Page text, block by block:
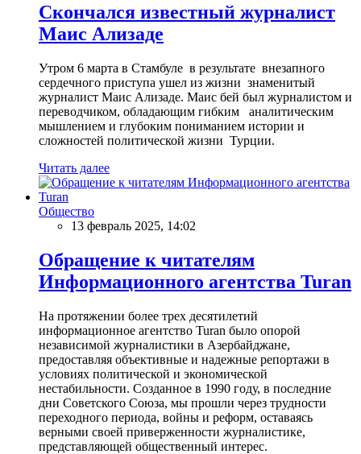
Скончался известный журналист
Маис Ализаде
Утром 6 марта в Стамбуле в результате внезапного
сердечного приступа ушел из жизни знаменитый
журналист Маис Ализаде. Маис бей был журналистом и
переводчиком, обладающим гибким аналитическим
мышлением и глубоким пониманием истории и
сложностей политической жизни Турции.
Читать далее
Общество
13 февраль 2025, 14:02
Обращение к читателям
Информационного агентства Turan
На протяжении более трех десятилетий
информационное агентство Turan было опорой
независимой журналистики в Азербайджане,
предоставляя объективные и надежные репортажи в
условиях политической и экономической
нестабильности. Созданное в 1990 году, в последние
дни Советского Союза, мы прошли через трудности
переходного периода, войны и реформ, оставаясь
верными своей приверженности журналистике,
представляющей общественный интерес.